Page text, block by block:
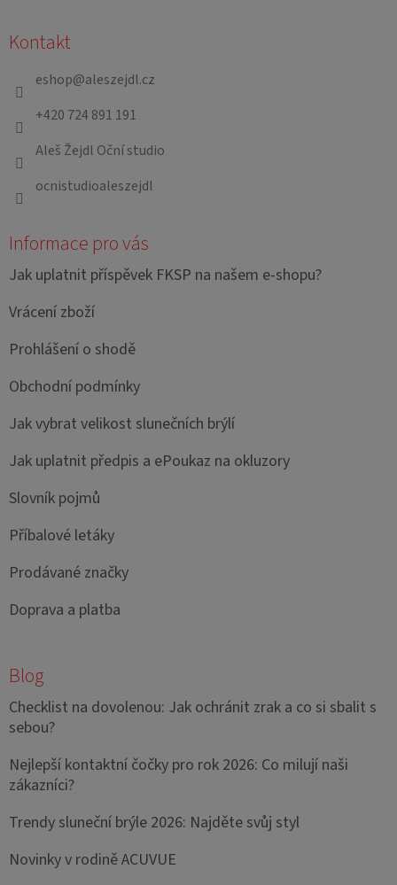
Kontakt
eshop@aleszejdl.cz
+420 724 891 191
Aleš Žejdl Oční studio
ocnistudioaleszejdl
Informace pro vás
Jak uplatnit příspěvek FKSP na našem e-shopu?
Vrácení zboží
Prohlášení o shodě
Obchodní podmínky
Jak vybrat velikost slunečních brýlí
Jak uplatnit předpis a ePoukaz na okluzory
Slovník pojmů
Příbalové letáky
Prodávané značky
Doprava a platba
Blog
Checklist na dovolenou: Jak ochránit zrak a co si sbalit s
sebou?
Nejlepší kontaktní čočky pro rok 2026: Co milují naši
zákazníci?
Trendy sluneční brýle 2026: Najděte svůj styl
Novinky v rodině ACUVUE